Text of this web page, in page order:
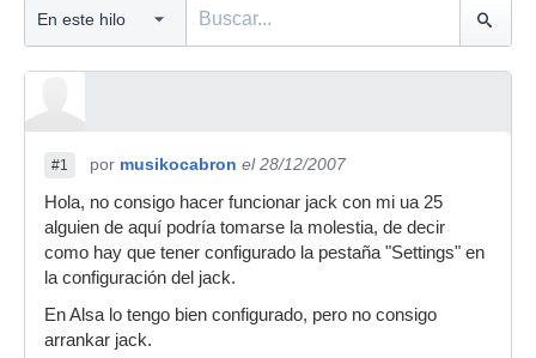
#1 por musikocabron el 28/12/2007
Hola, no consigo hacer funcionar jack con mi ua 25
alguien de aquí podría tomarse la molestia, de decir
como hay que tener configurado la pestaña "Settings" en
la configuración del jack.
En Alsa lo tengo bien configurado, pero no consigo
arrankar jack.